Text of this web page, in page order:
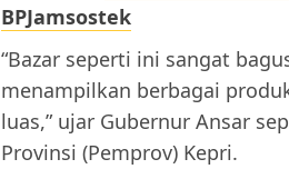
BPJamsostek
“Bazar seperti ini sangat
menampilkan berbagai
luas,” ujar Gubernur Ansar
Provinsi (Pemprov) Kepri.